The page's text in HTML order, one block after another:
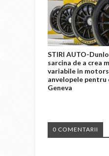
STIRI AUTO-
sarcina de a crea
variabile in
anvelopele pentru
Geneva
0 COMENTARII